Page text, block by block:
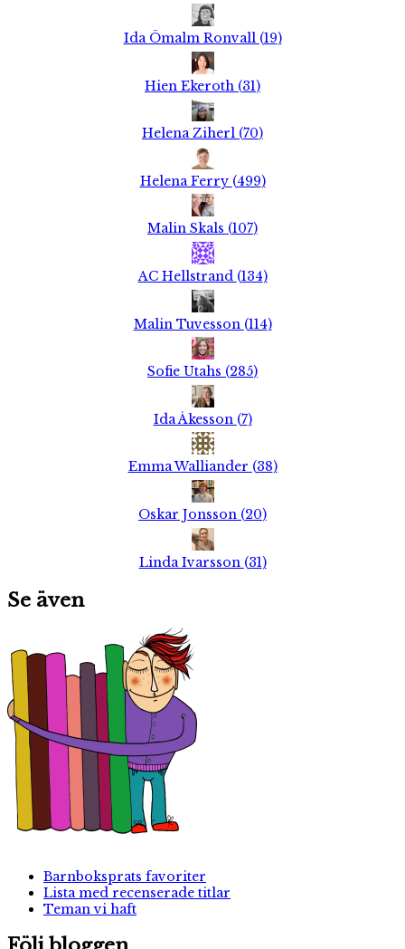
Ida Ömalm Ronvall (19)
Hien Ekeroth (31)
Helena Ziherl (70)
Helena Ferry (499)
Malin Skals (107)
AC Hellstrand (134)
Malin Tuvesson (114)
Sofie Utahs (285)
Ida Åkesson (7)
Emma Walliander (38)
Oskar Jonsson (20)
Linda Ivarsson (31)
Se även
Barnboksprats favoriter
Lista med recenserade titlar
Teman vi haft